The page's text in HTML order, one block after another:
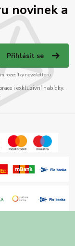
novinek a
Přihlásit se
rozesílky newsletteru.
i exkluzivní nabídky.